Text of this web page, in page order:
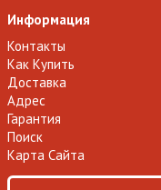
Информация
Контакты
Как Купить
Доставка
Адрес
Гарантия
Поиск
Карта Сайта